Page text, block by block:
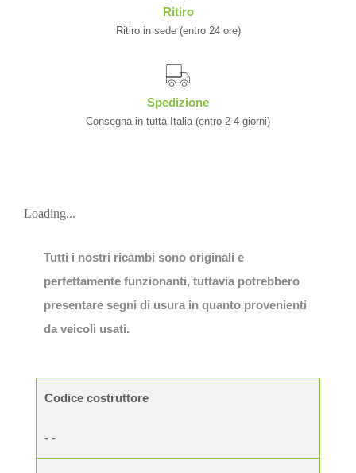
Ritiro
Ritiro in sede (entro 24 ore)
Spedizione
Consegna in tutta Italia (entro 2-4 giorni)
Loading...
Tutti i nostri ricambi sono originali e
perfettamente funzionanti, tuttavia potrebbero
presentare segni di usura in quanto provenienti
da veicoli usati.
Codice costruttore
- -